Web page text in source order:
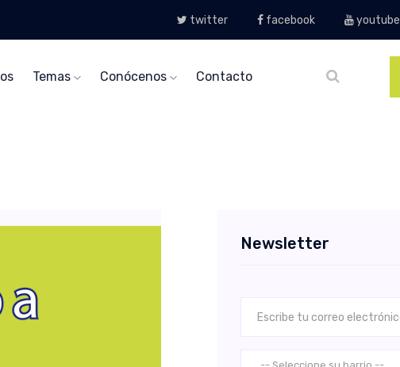
twitter facebook youtube
Temas Conócenos Contacto
Newsletter